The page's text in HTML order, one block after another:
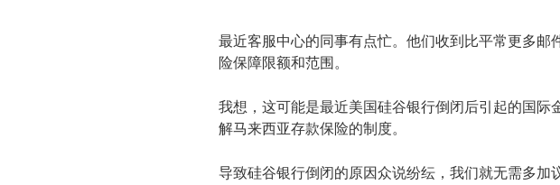
最近客服中心的同事有点忙。他们收到比平常更多
险保障限额和范围。
我想，这可能是最近美国硅谷银行倒闭后引起的国
解马来西亚存款保险的制度。
导致硅谷银行倒闭的原因众说纷纭，我们就无需多加